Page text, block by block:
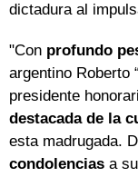
dictadura al
"Con profundo
argentino Roberto
presidente
destacada de la
esta madrugada.
condolencias a